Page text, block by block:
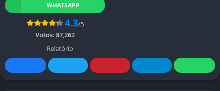
WHATSAPP
4.3/5
Votos: 87,262
Relatório